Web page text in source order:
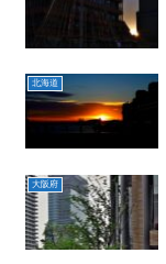
北海道
大阪府